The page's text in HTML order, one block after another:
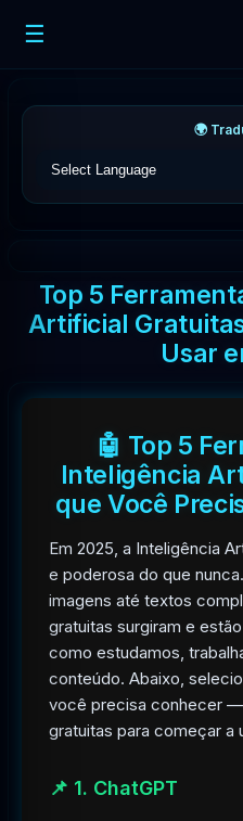
☰
🌍
Top 5
Artificial
Usar
🤖 Top 5
Inteligência
que Você
Em 2025, a Inteligência
e poderosa do que
imagens até textos
gratuitas surgiram e
como estudamos,
conteúdo. Abaixo,
você precisa conhecer
gratuitas para começar a
📌 1. ChatGPT